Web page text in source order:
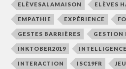
ELÈVESALAMAISON ELÈVES
EMPATHIE EXPÉRIENCE
GESTES BARRIÈRES GESTION
INKTOBER2019
INTERACTION ISC19FR JEU